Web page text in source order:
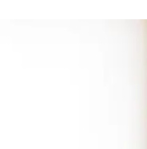
Jardim São Silvestre